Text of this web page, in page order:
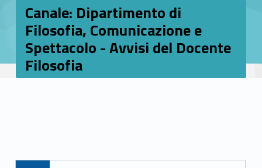
Canale: Dipartimento di
Filosofia, Comunicazione e
Spettacolo - Avvisi del Docente
Filosofia